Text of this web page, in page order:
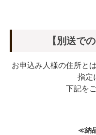
【別送で
お申込み人様の住所と
指定
下記を
≪納